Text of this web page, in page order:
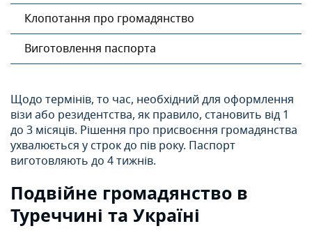
Клопотання про громадянство
Виготовлення паспорта
Щодо термінів, то час, необхідний для оформлення
візи або резидентства, як правило, становить від 1
до 3 місяців. Рішення про присвоєння громадянства
ухвалюється у строк до пів року. Паспорт
виготовляють до 4 тижнів.
Подвійне громадянство в
Туреччині та Україні